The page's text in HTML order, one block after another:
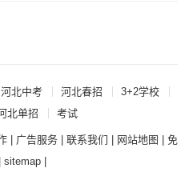
河北中考 河北春招
3+2学校
北单招 考试
| 广告服务| 联系我们 网站地图
免
|sitemap